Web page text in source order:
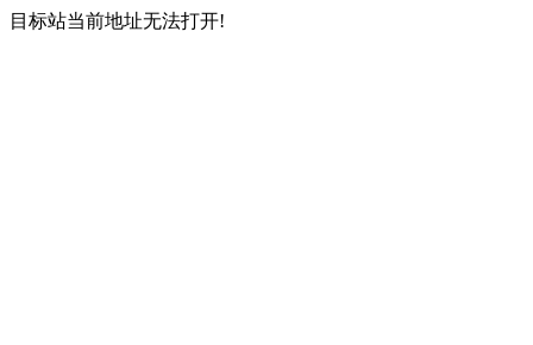
目标站当前地址无法打开!